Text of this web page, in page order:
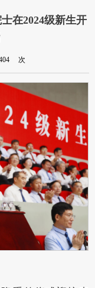
在2024级新生开
次